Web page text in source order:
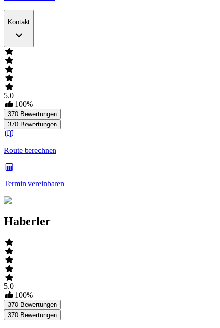
Kontakt
5.0
100%
370 Bewertungen
370 Bewertungen
Route berechnen
Termin vereinbaren
Haberler
5.0
100%
370 Bewertungen
370 Bewertungen